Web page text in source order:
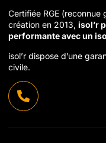
Certifiée RGE (reconnue
création en 2013, isol’r
performante avec un
isol’r dispose d’une
civile.